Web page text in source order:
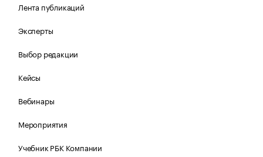
Лента публикаций
Эксперты
Выбор редакции
Кейсы
Вебинары
Мероприятия
Учебник РБК Компании